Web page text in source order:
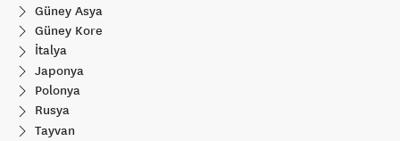
Güney Asya
Güney Kore
İtalya
Japonya
Polonya
Rusya
Tayvan